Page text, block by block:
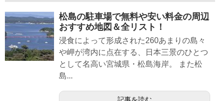
松島の駐車場で無料や安い料金の周辺
おすすめ地図＆全リスト！
浸食によって形成された260あまりの島々
や岬が湾内に点在する、日本三景のひとつ
として名高い宮城県・松島海岸。 また松
島...